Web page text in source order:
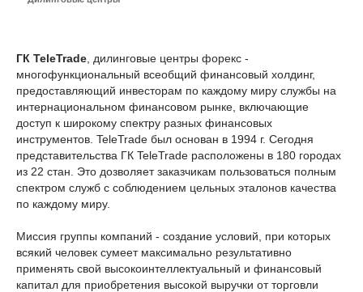
ГК TeleTrade , дилинговые центры форекс -
многофункциональный всеобщий финансовый холдинг,
предоставляющий инвесторам по каждому миру службы на
интернациональном финансовом рынке, включающие
доступ к широкому спектру разных финансовых
инструментов. TeleTrade был основан в 1994 г. Сегодня
представительства ГК TeleTrade расположены в 180 городах
из 22 стан. Это дозволяет заказчикам пользоваться полным
спектром служб с соблюдением цельных эталонов качества
по каждому миру.
Миссия группы компаний - создание условий, при которых
всякий человек сумеет максимально результативно
применять свой высокоинтеллектуальный и финансовый
капитал для приобретения высокой выручки от торговли